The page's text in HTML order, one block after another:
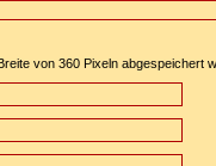
von 360 Pixeln abgespeichert